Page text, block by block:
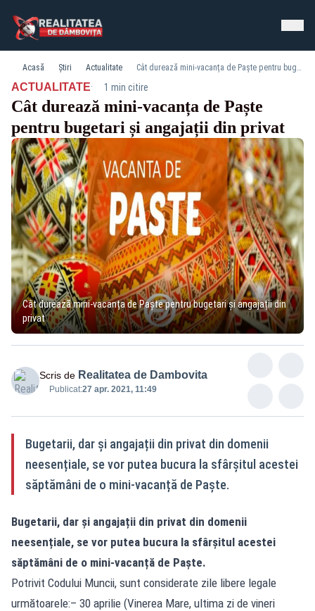
Acasă Știri Actualitate Cât durează mini-vacanța de Paște pentru bugetari și angajații din privat
ACTUALITATE· 1 min citire
Cât durează mini-vacanța de Paște
pentru bugetari și angajații din privat
Cât durează mini-vacanța de Paște pentru bugetari și angajații din
privat
Scris de Realitatea de Dambovita
Publicat:27 apr. 2021, 11:49
Bugetarii, dar și angajații din privat din domenii
neesențiale, se vor putea bucura la sfârșitul acestei
săptămâni de o mini-vacanță de Paște.
Bugetarii, dar și angajații din privat din domenii
neesențiale, se vor putea bucura la sfârșitul acestei
săptămâni de o mini-vacanță de Paște.
Potrivit Codului Muncii, sunt considerate zile libere legale
următoarele:– 30 aprilie (Vinerea Mare, ultima zi de vineri